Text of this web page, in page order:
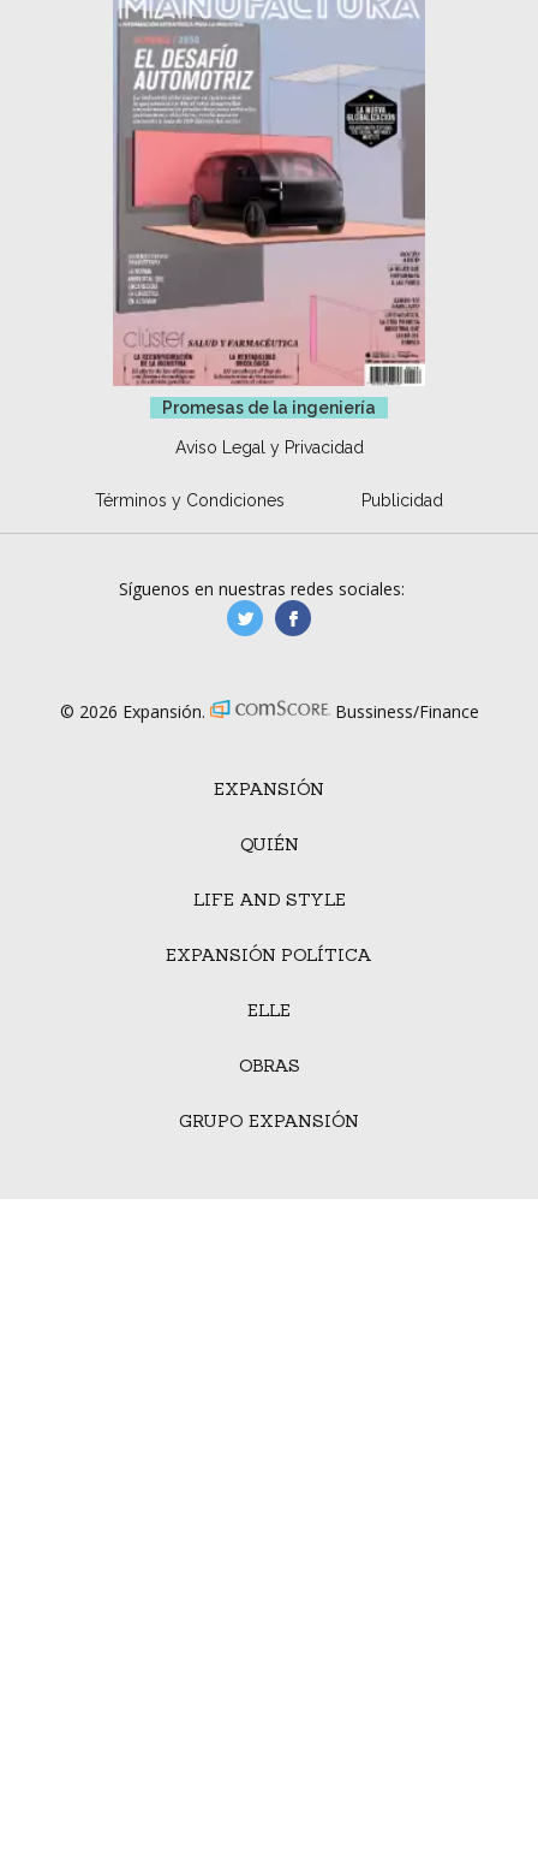
Promesas de la ingeniería
Aviso Legal y Privacidad
Términos y Condiciones Publicidad
EXPANSIÓN
QUIÉN
LIFE AND STYLE
EXPANSIÓN POLÍTICA
ELLE
OBRAS
GRUPO EXPANSIÓN
Síguenos en nuestras redes sociales:
manufacturaGE
© 2026 Expansión. Bussiness/Finance